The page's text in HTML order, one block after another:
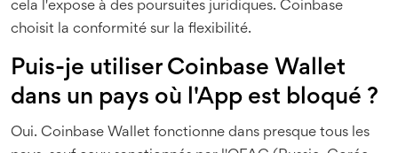
cela l'expose à des poursuites juridiques. Coinbase
choisit la conformité sur la flexibilité.
Puis-je utiliser Coinbase Wallet
dans un pays où l'App est bloqué ?
Oui. Coinbase Wallet fonctionne dans presque tous les